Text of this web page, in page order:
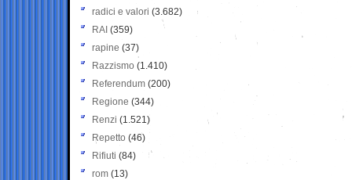
radici e valori (3.682)
RAI (359)
rapine (37)
Razzismo (1.410)
Referendum (200)
Regione (344)
Renzi (1.521)
Repetto (46)
Rifiuti (84)
rom (13)